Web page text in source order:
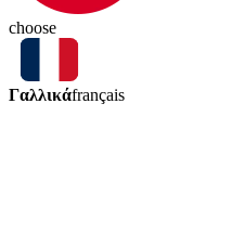
choose
Γαλλικάfrançais